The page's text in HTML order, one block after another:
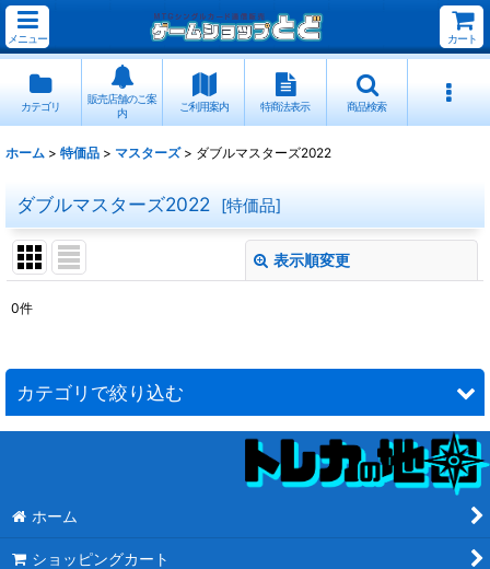
メニュー カート
カテゴリ
販売店舗のご案
内
ご利用案内 特商法表示 商品検索
ホーム > 特価品 > マスターズ > ダブルマスターズ2022
ダブルマスターズ2022 [特価品]
表示順変更
並び順 :
絞り込む
0件
カテゴリで絞り込む
ホーム
ショッピングカート